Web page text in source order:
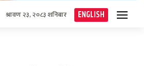
श्रावण २३, २०८३ शनिबार ENGLISH